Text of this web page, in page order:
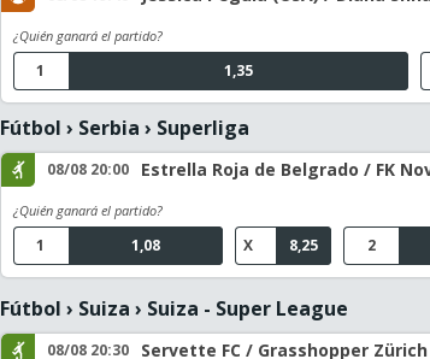
¿Quién ganará el partido?
1,35
1
Fútbol › Serbia › Superliga
08/08 20:00 Estrella Roja de Belgrado / FK
¿Quién ganará el partido?
1,08
1 8,25
X 2
Fútbol › Suiza › Suiza - Super League
08/08 20:30 Servette FC / Grasshopper Zürich